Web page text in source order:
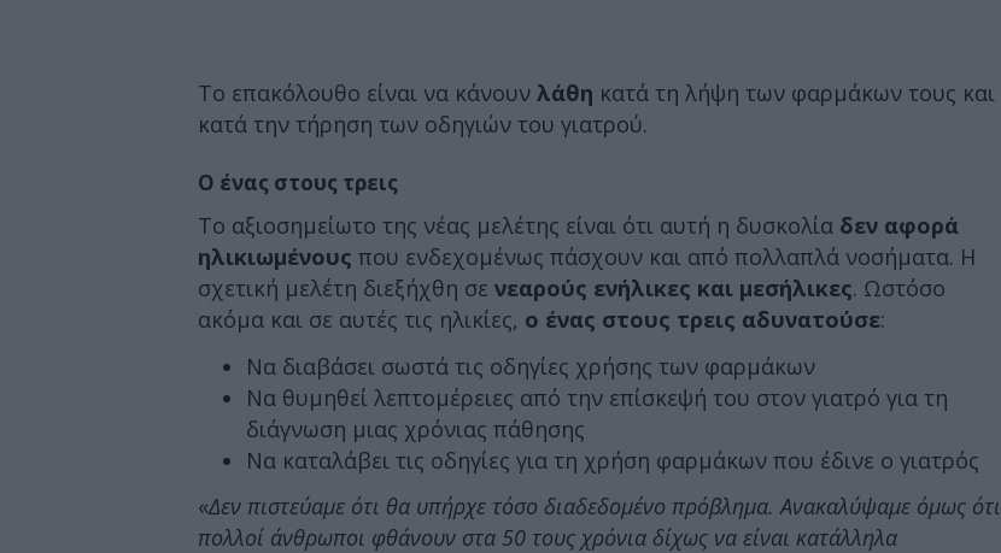
Το επακόλουθο είναι να κάνουν λάθη κατά τη λήψη των φαρμάκων τους και
κατά την τήρηση των οδηγιών του γιατρού.
Ο ένας στους τρεις
Το αξιοσημείωτο της νέας μελέτης είναι ότι αυτή η δυσκολία δεν αφορά
ηλικιωμένους που ενδεχομένως πάσχουν και από πολλαπλά νοσήματα. Η
σχετική μελέτη διεξήχθη σε νεαρούς ενήλικες και μεσήλικες. Ωστόσο
ακόμα και σε αυτές τις ηλικίες, ο ένας στους τρεις αδυνατούσε:
Να διαβάσει σωστά τις οδηγίες χρήσης των φαρμάκων
Να θυμηθεί λεπτομέρειες από την επίσκεψή του στον γιατρό για τη
διάγνωση μιας χρόνιας πάθησης
Να καταλάβει τις οδηγίες για τη χρήση φαρμάκων που έδινε ο γιατρός
«Δεν πιστεύαμε ότι θα υπήρχε τόσο διαδεδομένο πρόβλημα. Ανακαλύψαμε όμως ότι
πολλοί άνθρωποι φθάνουν στα 50 τους χρόνια δίχως να είναι κατάλληλα